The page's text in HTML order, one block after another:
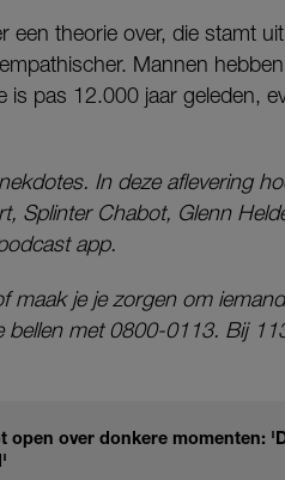
een theorie over, die stamt
Mannen
pas 12.000 jaar geleden,
In deze aflevering
Splinter Chabot, Glenn
app.
maak je je zorgen om
met 0800-0113. Bij
open over donkere momenten: